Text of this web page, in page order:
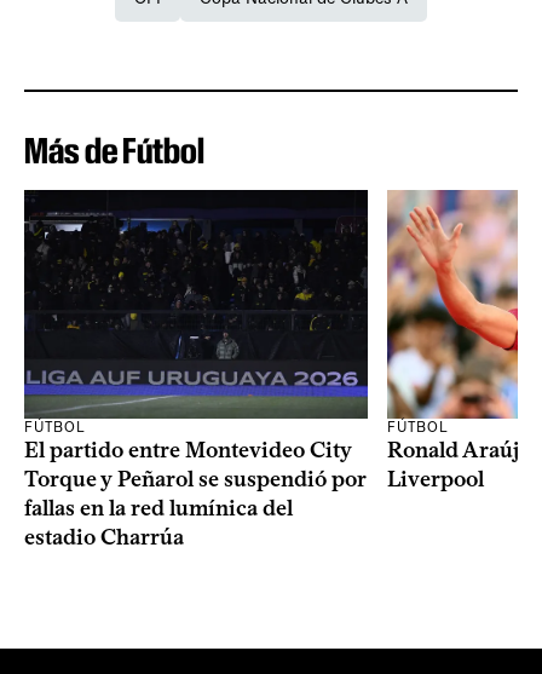
Más de Fútbol
FÚTBOL
El partido entre Montevideo City
Torque y Peñarol se suspendió por
fallas en la red lumínica del
estadio Charrúa
FÚTBOL
Ronald Araújo
Liverpool